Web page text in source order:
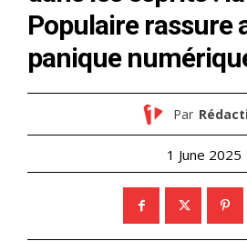
Populaire rassure
panique
Par
1 June 2025